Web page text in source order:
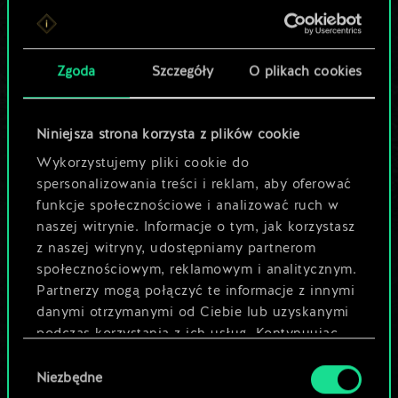
Zgoda Szczegóły O plikach cookies
Niniejsza strona korzysta z plików cookie
Wykorzystujemy pliki cookie do
spersonalizowania treści i reklam, aby oferować
funkcje społecznościowe i analizować ruch w
naszej witrynie. Informacje o tym, jak korzystasz
z naszej witryny, udostępniamy partnerom
społecznościowym, reklamowym i analitycznym.
Partnerzy mogą połączyć te informacje z innymi
danymi otrzymanymi od Ciebie lub uzyskanymi
podczas korzystania z ich usług. Kontynuując
używanie plików cookie.
zgody
Niezbędne
Lubisz grać tą talią?
Pomóż społeczności
odkryć jej
potencjał!
Nazwij talię i opisz swoją strategię
Edytuj talię
LUB